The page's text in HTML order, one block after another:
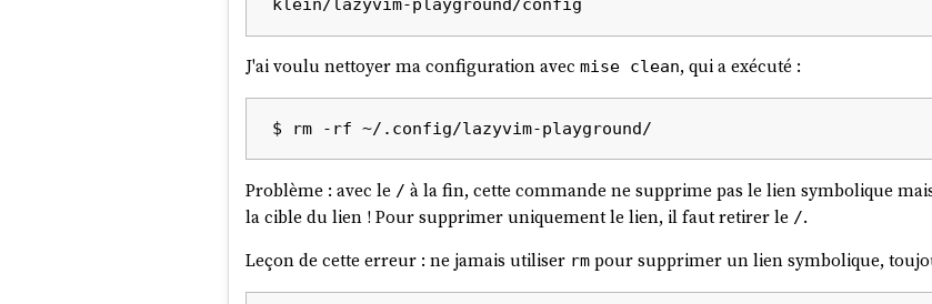
J'ai voulu nettoyer ma configuration avec mise clean, qui a exécuté :
Problème : avec le / à la fin, cette commande ne supprime pas le lien symbolique
la cible du lien ! Pour supprimer uniquement le lien, il faut retirer le /.
Leçon de cette erreur : ne jamais utiliser rmpour supprimer un lien symbolique,